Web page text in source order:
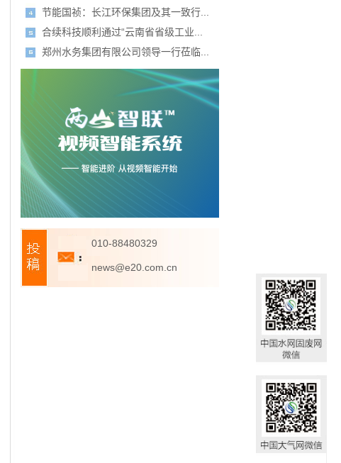
节能国祯：长江环保集团及其一致行...
合续科技顺利通过“云南省省级工业...
郑州水务集团有限公司领导一行莅临...
010-88480329
news@e20.com.cn